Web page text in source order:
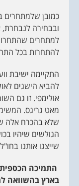
כמובן שלמתחרים
ובבחירה לנבחרת,
למתחרים שהתחרו
להתחרות בכל
התקיימה ישיבת
להביא הישגים
אולימפי. זו גם
מאט גריגס.
שלא בהכרח אלה
הגולשים שיהיו
שייצגו אותנו
התמיכה
בארץ בהשוואה